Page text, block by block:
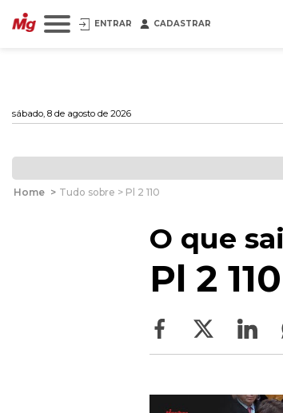
ENTRAR CADASTRAR
sábado, 8 de agosto de 2026
Home > Tudo sobre > Pl 2 110
O que
Pl 2 110